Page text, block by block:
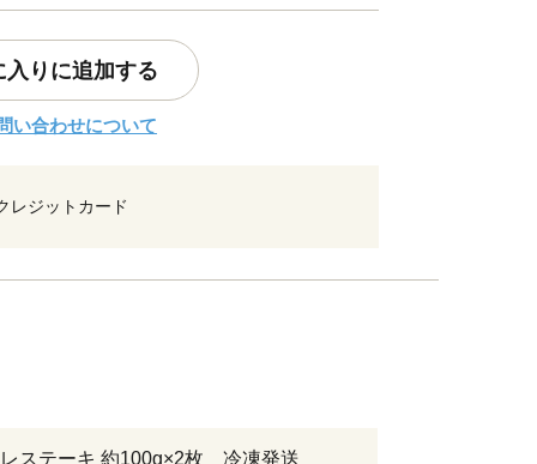
入りに追加する
い合わせについて
レジットカード
ステーキ 約100g×2枚 冷凍発送